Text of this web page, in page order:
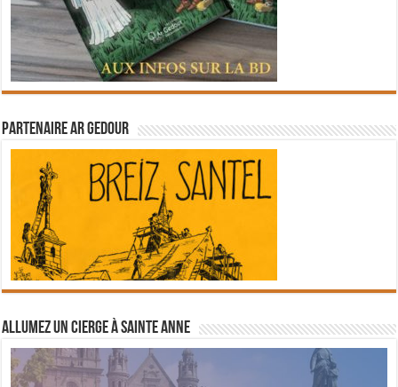
Partenaire Ar Gedour
Allumez un cierge à Sainte Anne